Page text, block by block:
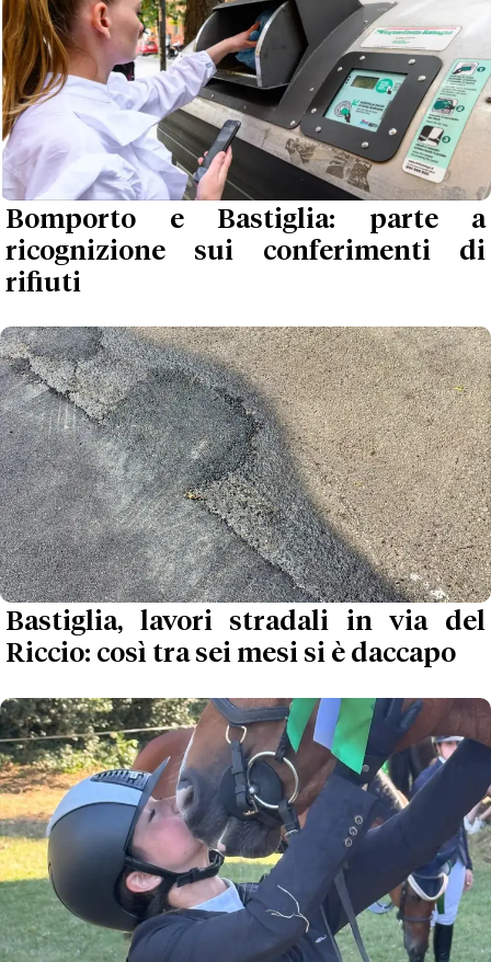
Bomporto e Bastiglia: parte a
ricognizione sui conferimenti di
rifiuti
Bastiglia, lavori stradali in via del
Riccio: così tra sei mesi si è daccapo